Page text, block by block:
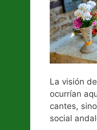
La visión
ocurrían
cantes,
social